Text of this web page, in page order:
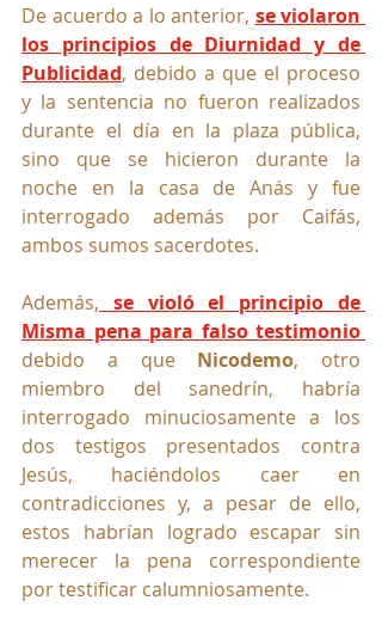
De acuerdo a lo anterior, se violaron
los principios de Diurnidad y de
Publicidad, debido a que el proceso
y la sentencia no fueron realizados
durante el día en la plaza pública,
sino que se hicieron durante la
noche en la casa de Anás y fue
interrogado además por Caifás,
ambos sumos sacerdotes.
Además, se violó el principio de
debido a que Nicodemo, otro
miembro del sanedrín, habría
interrogado minuciosamente a los
dos testigos presentados contra
Jesús, haciéndolos caer en
contradicciones y, a pesar de ello,
estos habrían logrado escapar sin
merecer la pena correspondiente
por testificar calumniosamente.